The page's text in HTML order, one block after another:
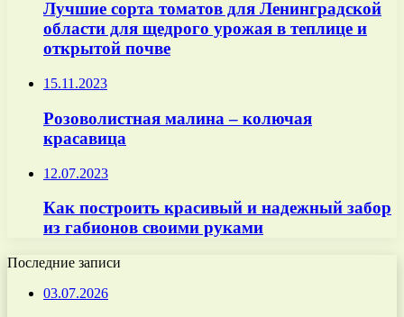
Лучшие сорта томатов для Ленинградской
области для щедрого урожая в теплице и
открытой почве
15.11.2023
Розоволистная малина – колючая
красавица
12.07.2023
Как построить красивый и надежный забор
из габионов своими руками
Последние записи
03.07.2026